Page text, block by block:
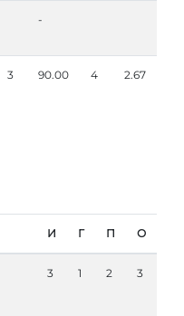
-
3 90.00 4 2.67
И Г П О
3 1 2 3